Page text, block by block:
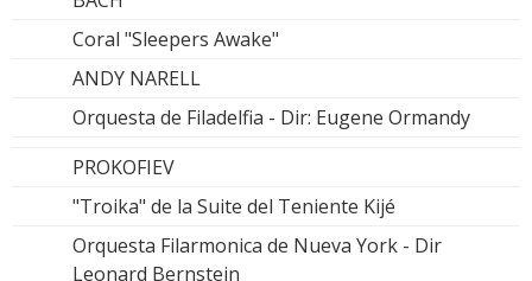
Coral "Sleepers Awake"
ANDY NARELL
Orquesta de Filadelfia - Dir: Eugene Ormandy
PROKOFIEV
"Troika" de la Suite del Teniente Kijé
Orquesta Filarmonica de Nueva York - Dir
Leonard Bernstein